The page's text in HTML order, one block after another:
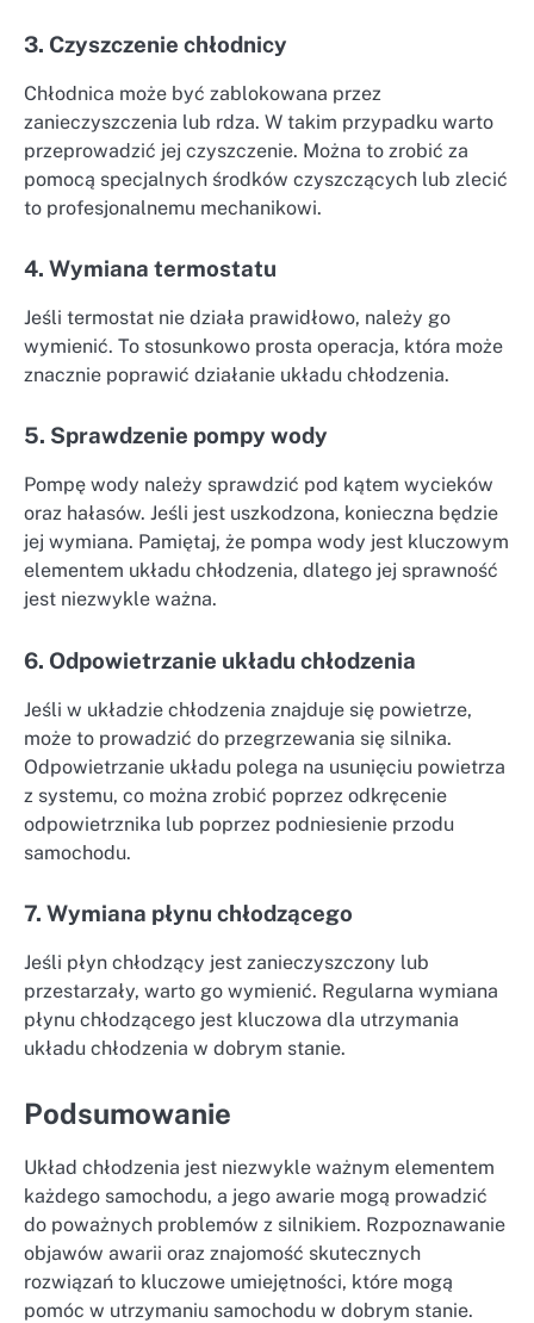
3. Czyszczenie chłodnicy
Chłodnica może być zablokowana przez
zanieczyszczenia lub rdza. W takim przypadku warto
przeprowadzić jej czyszczenie. Można to zrobić za
pomocą specjalnych środków czyszczących lub zlecić
to profesjonalnemu mechanikowi.
4. Wymiana termostatu
Jeśli termostat nie działa prawidłowo, należy go
wymienić. To stosunkowo prosta operacja, która może
znacznie poprawić działanie układu chłodzenia.
5. Sprawdzenie pompy wody
Pompę wody należy sprawdzić pod kątem wycieków
oraz hałasów. Jeśli jest uszkodzona, konieczna będzie
jej wymiana. Pamiętaj, że pompa wody jest kluczowym
elementem układu chłodzenia, dlatego jej sprawność
jest niezwykle ważna.
6. Odpowietrzanie układu chłodzenia
Jeśli w układzie chłodzenia znajduje się powietrze,
może to prowadzić do przegrzewania się silnika.
Odpowietrzanie układu polega na usunięciu powietrza
z systemu, co można zrobić poprzez odkręcenie
odpowietrznika lub poprzez podniesienie przodu
samochodu.
7. Wymiana płynu chłodzącego
Jeśli płyn chłodzący jest zanieczyszczony lub
przestarzały, warto go wymienić. Regularna wymiana
płynu chłodzącego jest kluczowa dla utrzymania
układu chłodzenia w dobrym stanie.
Podsumowanie
Układ chłodzenia jest niezwykle ważnym elementem
każdego samochodu, a jego awarie mogą prowadzić
do poważnych problemów z silnikiem. Rozpoznawanie
objawów awarii oraz znajomość skutecznych
rozwiązań to kluczowe umiejętności, które mogą
pomóc w utrzymaniu samochodu w dobrym stanie.